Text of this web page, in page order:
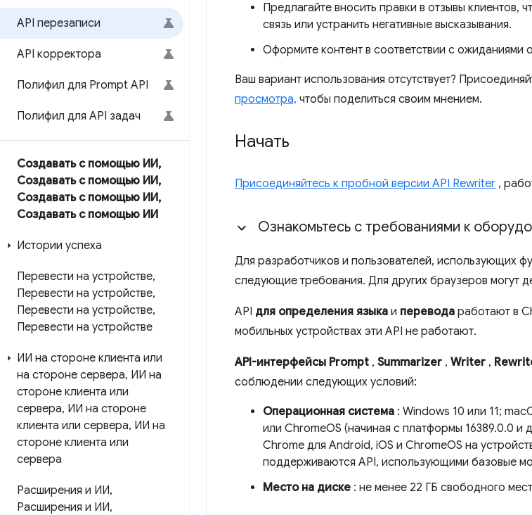
API перезаписи
API корректора
Полифил для Prompt API
Полифил для API задач
Создавать с помощью ИИ,
Создавать с помощью ИИ,
Создавать с помощью ИИ,
Создавать с помощью ИИ
Истории успеха
Перевести на устройстве,
Перевести на устройстве,
Перевести на устройстве,
Перевести на устройстве
ИИ на стороне клиента или
на стороне сервера, ИИ на
стороне клиента или
сервера, ИИ на стороне
клиента или сервера, ИИ на
стороне клиента или
сервера
Расширения и ИИ,
Расширения и ИИ,
Предлагайте вносить правки в отзывы клиентов,
связь или устранить негативные высказывания.
Оформите контент в соответствии с ожиданиями
Ваш вариант использования отсутствует?
просмотра, чтобы поделиться своим мнением.
Начать
Присоединяйтесь к пробной версии API Rewriter ,
Ознакомьтесь с требованиями к
Для разработчиков и пользователей, использующих
следующие требования. Для других браузеров могут
API для определения языка и перевода работают в
мобильных устройствах эти API не работают.
API-интерфейсы Prompt , Summarizer , Writer ,
соблюдении следующих условий:
Операционная система : Windows 10 или 11;
или ChromeOS (начиная с платформы 16389.0.0 и
Chrome для Android, iOS и ChromeOS на
поддерживаются API, использующими базовые
Место на диске : не менее 22 ГБ свободного